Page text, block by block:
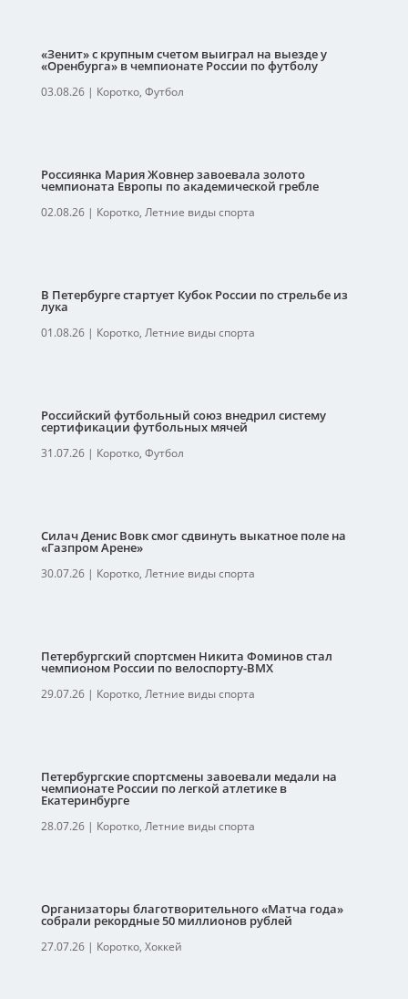
«Зенит» с крупным счетом выиграл на выезде у
«Оренбурга» в чемпионате России по футболу
03.08.26| Коротко, Футбол
Россиянка Мария Жовнер завоевала золото
чемпионата Европы по академической гребле
02.08.26| Коротко, Летние виды спорта
В Петербурге стартует Кубок России по стрельбе из
лука
01.08.26| Коротко, Летние виды спорта
Российский футбольный союз внедрил систему
сертификации футбольных мячей
31.07.26| Коротко, Футбол
Силач Денис Вовк смог сдвинуть выкатное поле на
«Газпром Арене»
30.07.26| Коротко, Летние виды спорта
Петербургский спортсмен Никита Фоминов стал
чемпионом России по велоспорту-ВМХ
29.07.26| Коротко, Летние виды спорта
Петербургские спортсмены завоевали медали на
чемпионате России по легкой атлетике в
Екатеринбурге
28.07.26| Коротко, Летние виды спорта
Организаторы благотворительного «Матча года»
собрали рекордные 50 миллионов рублей
27.07.26| Коротко, Хоккей